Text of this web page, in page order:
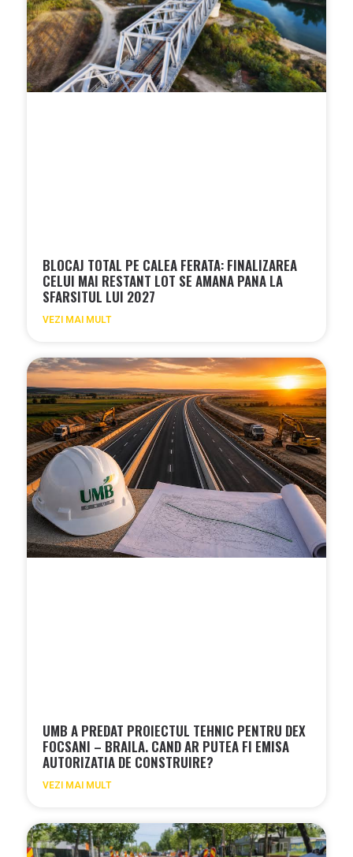
BLOCAJ TOTAL PE CALEA FERATA: FINALIZAREA
CELUI MAI RESTANT LOT SE AMANA PANA LA
SFARSITUL LUI 2027
VEZI MAI MULT
UMB A PREDAT PROIECTUL TEHNIC PENTRU DEX
FOCSANI – BRAILA. CAND AR PUTEA FI EMISA
AUTORIZATIA DE CONSTRUIRE?
VEZI MAI MULT